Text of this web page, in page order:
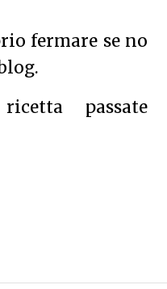
fermare se no
passate